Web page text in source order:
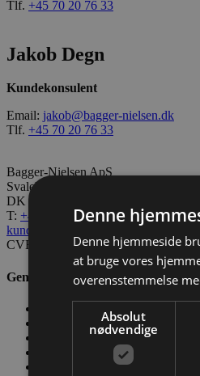
Tlf. +45 70 20 76 33
Jakob Degn
Kundekonsulent
Email: jakob@bagger-nielsen.dk
Tlf. +45 70 20 76 33
Bagger-Nielsen ApS
Svalehøjvej 10
DK – 3650 Ølstykke
T: +45 70 20 76 33
kundeservice@bagger-nielsen.dk
CVR: 28689217
Genveje
Værktøjskassen
Salgs- og Leveringsbetingelser
Conditions of Sale and Delivery
Denne
Denne hjemmeside
at bruge vores
overensstemmelse
Absolut
nødvendige